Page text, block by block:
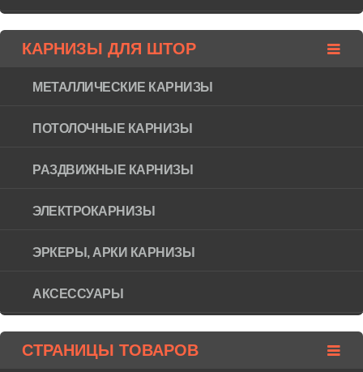
КАРНИЗЫ ДЛЯ ШТОР
МЕТАЛЛИЧЕСКИЕ КАРНИЗЫ
ПОТОЛОЧНЫЕ КАРНИЗЫ
РАЗДВИЖНЫЕ КАРНИЗЫ
ЭЛЕКТРОКАРНИЗЫ
ЭРКЕРЫ, АРКИ КАРНИЗЫ
АКСЕССУАРЫ
СТРАНИЦЫ ТОВАРОВ